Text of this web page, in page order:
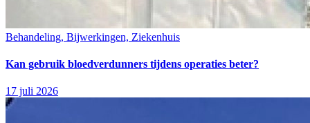
Behandeling, Bijwerkingen, Ziekenhuis
Kan gebruik bloedverdunners tijdens operaties beter?
17 juli 2026